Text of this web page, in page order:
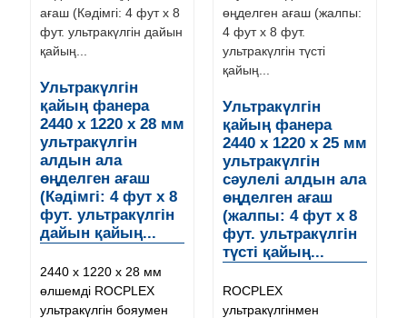
Ультракүлгін
қайың фанера
2440 x 1220 x 28 мм
ультракүлгін
алдын ала
өңделген ағаш
(Кәдімгі: 4 фут x 8
фут. ультракүлгін
дайын қайың...
2440 x 1220 x 28 мм
өлшемді ROCPLEX
ультракүлгін бояумен
Ультракүлгін
қайың фанера
2440 x 1220 x 25 мм
ультракүлгін
сәулелі алдын ала
өңделген ағаш
(жалпы: 4 фут x 8
фут. ультракүлгін
түсті қайың...
ROCPLEX
ультракүлгінмен